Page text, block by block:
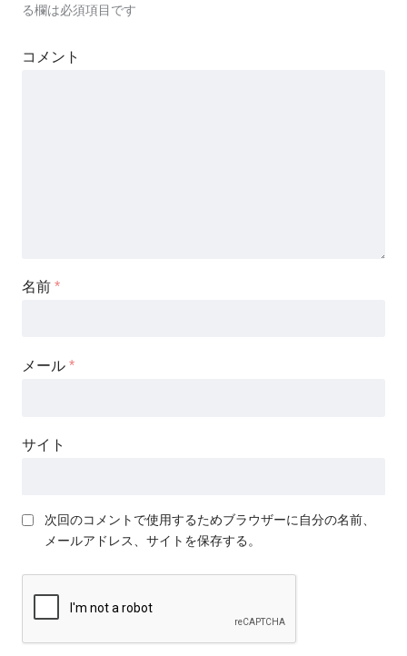
る欄は必須項目です
コメント
名前 *
メール *
サイト
次回のコメントで使用するためブラウザーに自分の名前、
メールアドレス、サイトを保存する。